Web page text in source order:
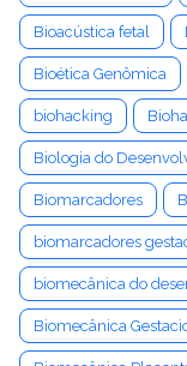
Bioacústica fetal
Bioética Genômica
biohacking
Biologia do
Biomarcadores
biomarcadores
biomecânica do
Biomecânica